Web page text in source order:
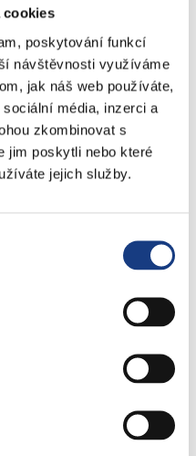
cookies
poskytování funkcí
návštěvnosti využíváme
jak náš web používáte,
média, inzerci a
zkombinovat s
jim poskytli nebo které
jejich služby.